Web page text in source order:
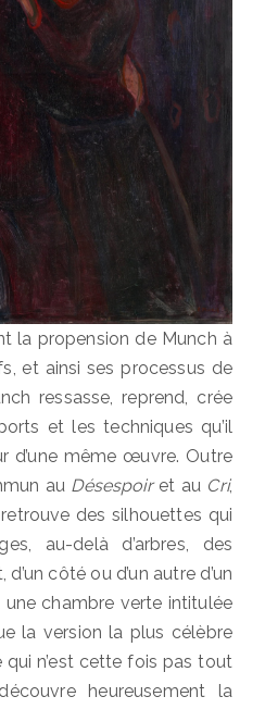
la propension de Munch à
et ainsi ses processus de
ressasse, reprend, crée
et les techniques qu’il
d’une même œuvre. Outre
au Désespoiret au Cri,
retrouve des silhouettes qui
au-delà d’arbres, des
côté ou d’un autre d’un
une chambre verte intitulée
la version la plus célèbre
n’est cette fois pas tout
heureusement la